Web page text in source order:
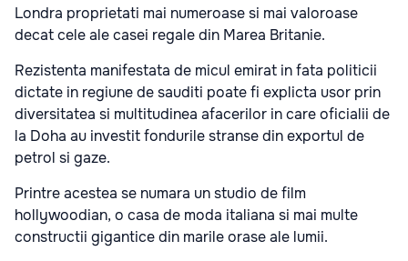
Londra proprietati mai numeroase si mai valoroase
decat cele ale casei regale din Marea Britanie.
Rezistenta manifestata de micul emirat in fata politicii
dictate in regiune de sauditi poate fi explicta usor prin
diversitatea si multitudinea afacerilor in care oficialii de
la Doha au investit fondurile stranse din exportul de
petrol si gaze.
Printre acestea se numara un studio de film
hollywoodian, o casa de moda italiana si mai multe
constructii gigantice din marile orase ale lumii.